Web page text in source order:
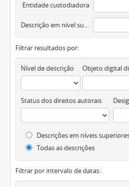
Entidade custodiadora
Descrição em nível superior
Filtrar resultados por:
Nível de descrição
Status dos direitos autorais
Descrições em níveis
Todas as descrições
Filtrar por intervalo de datas: